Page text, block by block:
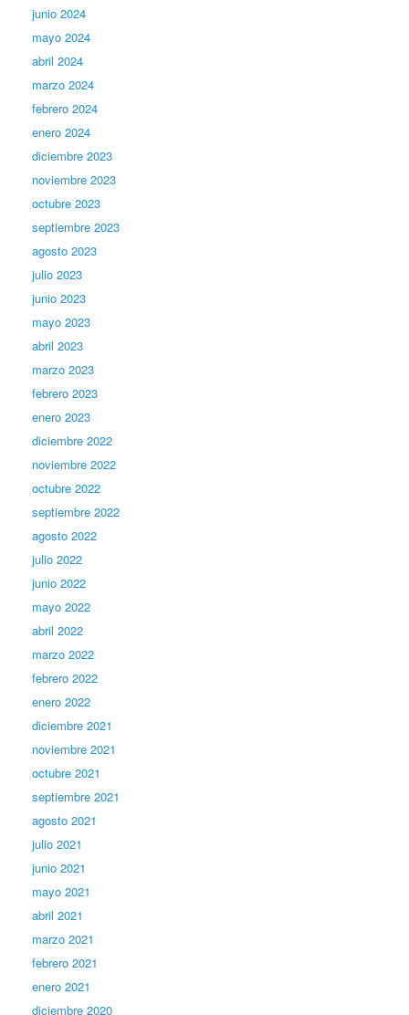
junio 2024
mayo 2024
abril 2024
marzo 2024
febrero 2024
enero 2024
diciembre 2023
noviembre 2023
octubre 2023
septiembre 2023
agosto 2023
julio 2023
junio 2023
mayo 2023
abril 2023
marzo 2023
febrero 2023
enero 2023
diciembre 2022
noviembre 2022
octubre 2022
septiembre 2022
agosto 2022
julio 2022
junio 2022
mayo 2022
abril 2022
marzo 2022
febrero 2022
enero 2022
diciembre 2021
noviembre 2021
octubre 2021
septiembre 2021
agosto 2021
julio 2021
junio 2021
mayo 2021
abril 2021
marzo 2021
febrero 2021
enero 2021
diciembre 2020